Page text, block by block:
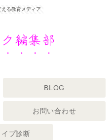
る教育メディア
編集部
BLOG
お問い合わせ
プ診断